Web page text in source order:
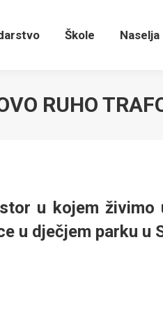
Škole Naselja
RUHO
u kojem živimo
u dječjem parku u
Škole Naselja